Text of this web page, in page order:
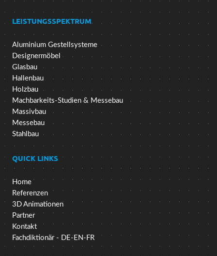
LEISTUNGSSPEKTRUM
Aluminium Gestellsysteme
Designermöbel
Glasbau
Hallenbau
Holzbau
Machbarkeits-Studien & Messebau
Massivbau
Messebau
Stahlbau
QUICK LINKS
Home
Referenzen
3D Animationen
Partner
Kontakt
Fachdiktionär - DE-EN-FR